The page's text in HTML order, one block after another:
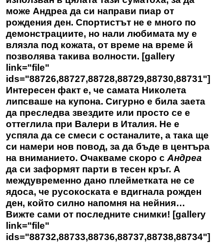
може Андреа да си направи пиар от
рождения ден. Спортистът не е много по
демонстрациите, но нали любимата му е
влязла под кожата, от време на време й
позволява такива волности. [gallery
link="file"
ids="88726,88727,88728,88729,88730,88731"]
Интересен факт е, че самата Николета
липсваше на купона. Сигурно е била заета
да преследва звездите или просто се е
оттеглила при Валери в Италия. Не е
успяла да се смеси с останалите, а така ще
си намери нов повод, за да бъде в центъра
на вниманието. Очакваме скоро сАндреа
да си заформят парти в тесен кръг. А
междувременно дано плейметката не се
ядоса, че русокоската е вдигнала рожден
ден, който силно напомня на нейния…
Вижте сами от последните снимки! [gallery
link="file"
ids="88732,88733,88736,88737,88738,88734"]